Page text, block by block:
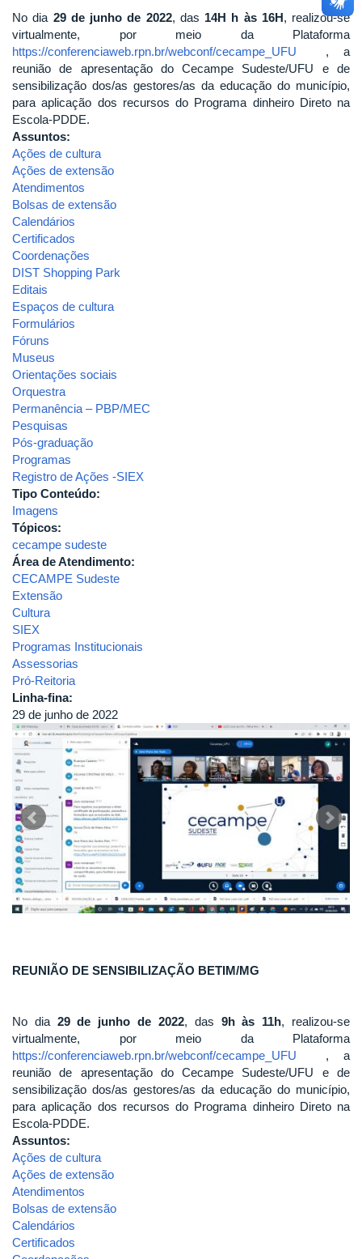
No dia 29 de junho de 2022, das 14H h às 16H, realizou-se
virtualmente, por meio da Plataforma
https://conferenciaweb.rpn.br/webconf/cecampe_UFU , a
reunião de apresentação do Cecampe Sudeste/UFU e de
sensibilização dos/as gestores/as da educação do município,
para aplicação dos recursos do Programa dinheiro Direto na
Escola-PDDE.
Assuntos:
Ações de cultura
Ações de extensão
Atendimentos
Bolsas de extensão
Calendários
Certificados
Coordenações
DIST Shopping Park
Editais
Espaços de cultura
Formulários
Fóruns
Museus
Orientações sociais
Orquestra
Permanência – PBP/MEC
Pesquisas
Pós-graduação
Programas
Registro de Ações -SIEX
Tipo Conteúdo:
Imagens
Tópicos:
cecampe sudeste
Área de Atendimento:
CECAMPE Sudeste
Extensão
Cultura
SIEX
Programas Institucionais
Assessorias
Pró-Reitoria
Linha-fina:
29 de junho de 2022
REUNIÃO DE SENSIBILIZAÇÃO BETIM/MG
No dia 29 de junho de 2022, das 9h às 11h, realizou-se
virtualmente, por meio da Plataforma
https://conferenciaweb.rpn.br/webconf/cecampe_UFU , a
reunião de apresentação do Cecampe Sudeste/UFU e de
sensibilização dos/as gestores/as da educação do município,
para aplicação dos recursos do Programa dinheiro Direto na
Escola-PDDE.
Assuntos:
Ações de cultura
Ações de extensão
Atendimentos
Bolsas de extensão
Calendários
Certificados